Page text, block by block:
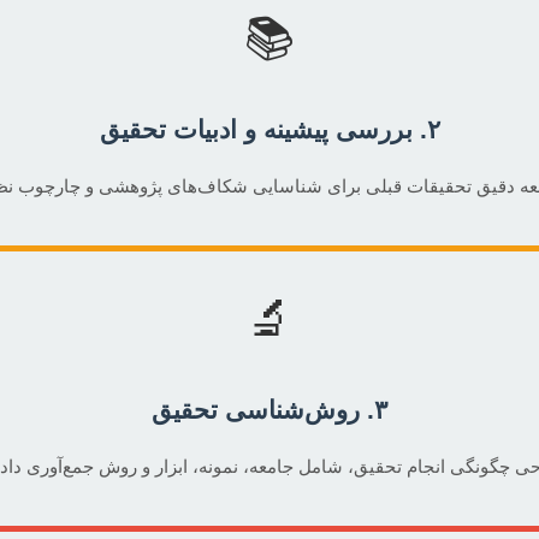
📚
۲. بررسی پیشینه و ادبیات تحقیق
دقیق تحقیقات قبلی برای شناسایی شکاف‌های پژوهشی و چارچوب
🔬
۳. روش‌شناسی تحقیق
چگونگی انجام تحقیق، شامل جامعه، نمونه، ابزار و روش جمع‌آوری